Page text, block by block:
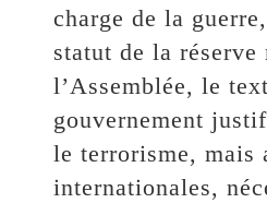
charge de la
statut de la
l’Assemblée, le
gouvernement
le terrorisme, mais
internationales,